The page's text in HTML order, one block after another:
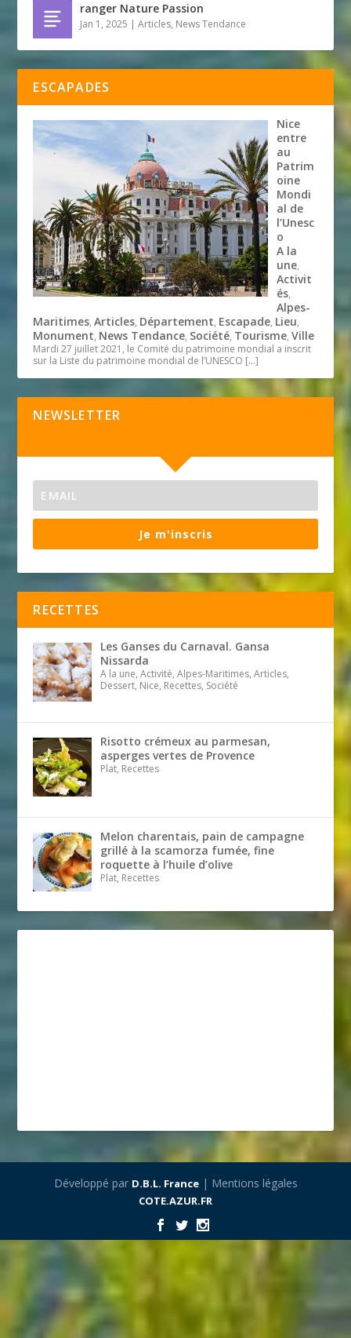
ranger Nature Passion
Jan 1, 2025 |Articles, News Tendance
ESCAPADES
Nice
entre
au
Patrim
oine
Mondi
al de
l’Unesc
o
A la
une,
Activit
és,
Alpes-
Maritimes,Articles, Département, Escapade, Lieu,
Monument, News Tendance, Société, Tourisme,Ville
Mardi 27 juillet 2021, le Comité du patrimoine mondial a inscrit
sur la Liste du patrimoine mondial de l’UNESCO […]
NEWSLETTER
Je m'inscris
RECETTES
Les Ganses du Carnaval. Gansa
Nissarda
A la une, Activité, Alpes-Maritimes, Articles,
Dessert, Nice, Recettes, Société
Risotto crémeux au parmesan,
asperges vertes de Provence
Plat, Recettes
Melon charentais, pain de campagne
grillé à la scamorza fumée, fine
roquette à l’huile d’olive
Plat, Recettes
Développé par D.B.L. France| Mentions légales
COTE.AZUR.FR